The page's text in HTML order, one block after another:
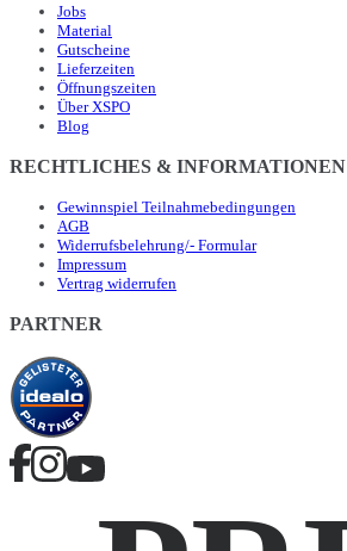
Jobs
Material
Gutscheine
Lieferzeiten
Öffnungszeiten
Über XSPO
Blog
RECHTLICHES & INFORMATIONEN
Gewinnspiel Teilnahmebedingungen
AGB
Widerrufsbelehrung/- Formular
Impressum
Vertrag widerrufen
PARTNER